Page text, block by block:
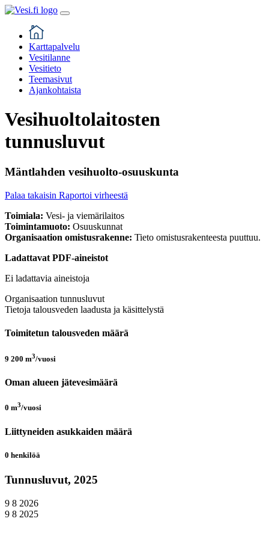
Karttapalvelu
Vesitilanne
Vesitieto
Teemasivut
Ajankohtaista
Vesihuoltolaitosten
tunnusluvut
Mäntlahden vesihuolto-osuuskunta
Palaa takaisin Raportoi virheestä
Toimiala: Vesi- ja viemärilaitos
Toimintamuoto: Osuuskunnat
Organisaation omistusrakenne: Tieto omistusrakenteesta puuttuu.
Ladattavat PDF-aineistot
Ei ladattavia aineistoja
Organisaation tunnusluvut
Tietoja talousveden laadusta ja käsittelystä
Toimitetun talousveden määrä
9 200 m3/vuosi
Oman alueen jätevesimäärä
0 m3/vuosi
Liittyneiden asukkaiden määrä
0 henkilöä
Tunnusluvut, 2025
9 8 2026
9 8 2025